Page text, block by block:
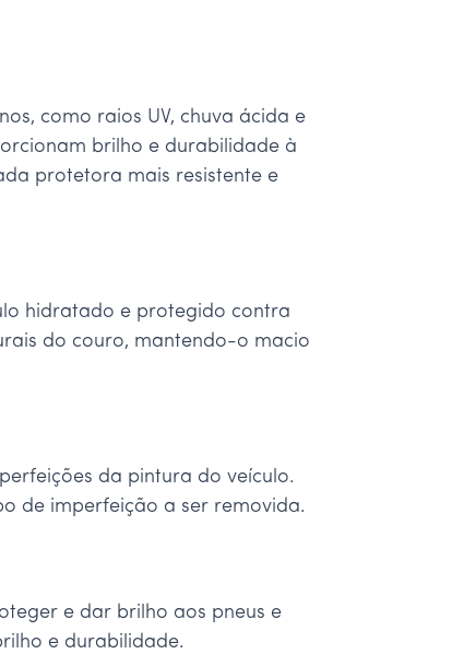
como raios UV, chuva ácida e
brilho e durabilidade à
protetora mais resistente e
hidratado e protegido contra
do couro, mantendo-o macio
da pintura do veículo.
de imperfeição a ser removida.
e dar brilho aos pneus e
e durabilidade.